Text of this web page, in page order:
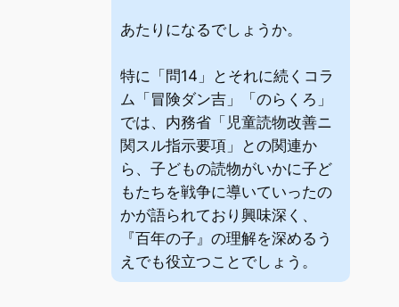
あたりになるでしょうか。
特に「問14」とそれに続くコラ
ム「冒険ダン吉」「のらくろ」
では、内務省「児童読物改善ニ
関スル指示要項」との関連か
ら、子どもの読物がいかに子ど
もたちを戦争に導いていったの
かが語られており興味深く、
『百年の子』の理解を深めるう
えでも役立つことでしょう。